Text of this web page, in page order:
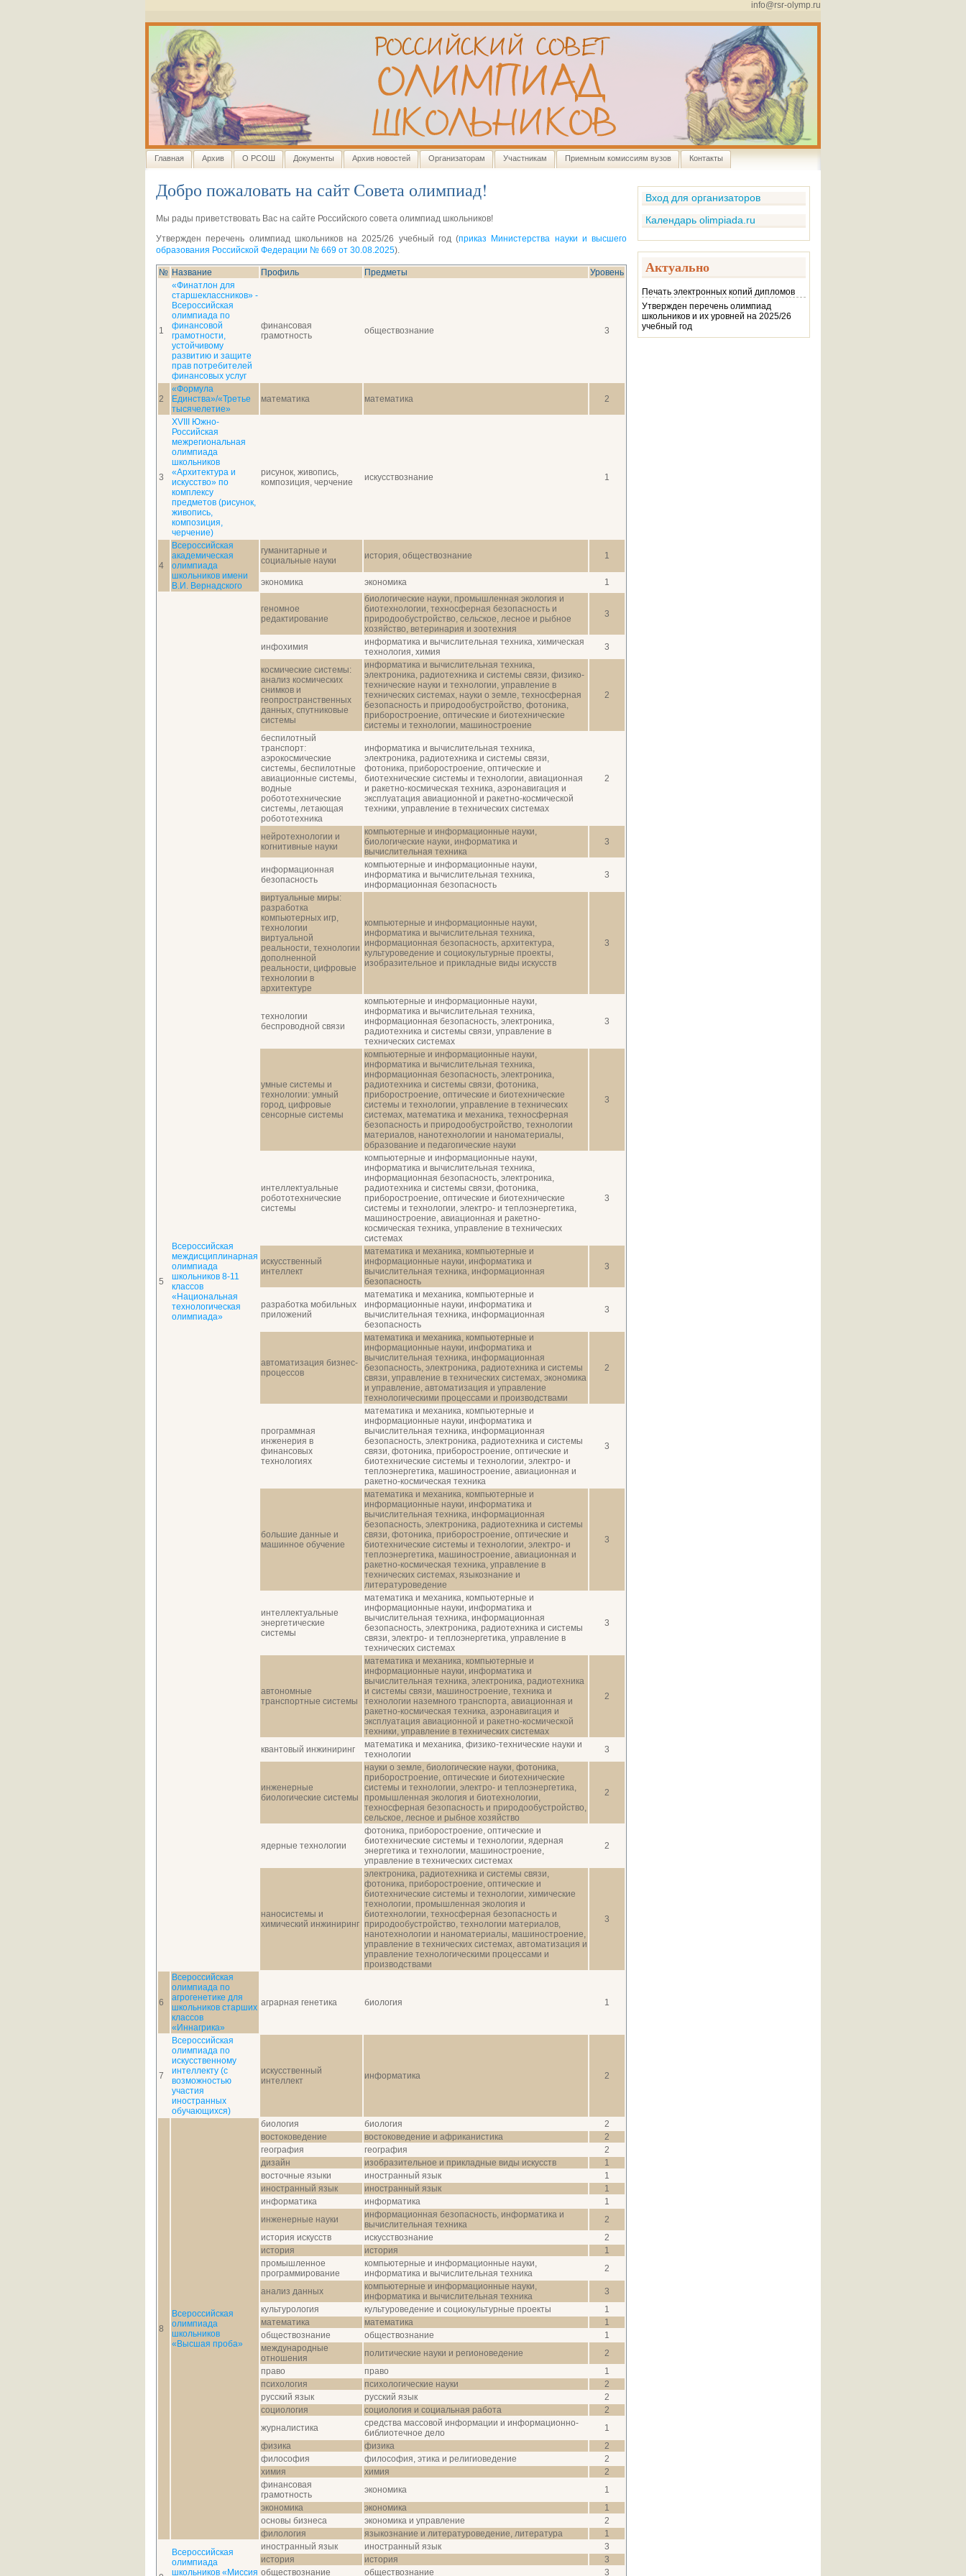
info@rsr-olymp.ru
Главная Архив О РСОШ Документы Архив новостей Организаторам Участникам Приемным комиссиям вузов Контакты
Вход для организаторов
Календарь olimpiada.ru
Актуально
Печать электронных копий дипломов
Утвержден перечень олимпиад
школьников и их уровней на 2025/26
учебный год
Добро пожаловать на сайт Совета олимпиад!
Мы рады приветствовать Вас на сайте Российского совета олимпиад школьников!
Утвержден перечень олимпиад школьников на 2025/26 учебный год (приказ Министерства науки и высшего
образования Российской Федерации № 669 от 30.08.2025).
№ Название Профиль Предметы Уровень
1
«Финатлон для
старшеклассников» -
Всероссийская
олимпиада по
финансовой
грамотности,
устойчивому
развитию и защите
прав потребителей
финансовых услуг
финансовая
грамотность
обществознание 3
2
«Формула
Единства»/«Третье
тысячелетие»
математика математика 2
3
XVIII Южно-
Российская
межрегиональная
олимпиада
школьников
«Архитектура и
искусство» по
комплексу
предметов (рисунок,
живопись,
композиция,
черчение)
рисунок, живопись,
композиция, черчение
искусствознание 1
4
Всероссийская
академическая
олимпиада
школьников имени
В.И. Вернадского
гуманитарные и
социальные науки
история, обществознание 1
экономика экономика 1
5
Всероссийская
междисциплинарная
олимпиада
школьников 8-11
классов
«Национальная
технологическая
олимпиада»
геномное
редактирование
биологические науки, промышленная экология и
биотехнологии, техносферная безопасность и
природообустройство, сельское, лесное и рыбное
хозяйство, ветеринария и зоотехния
3
инфохимия
информатика и вычислительная техника, химическая
технология, химия
3
космические системы:
анализ космических
снимков и
геопространственных
данных, спутниковые
системы
информатика и вычислительная техника,
электроника, радиотехника и системы связи, физико-
технические науки и технологии, управление в
технических системах, науки о земле, техносферная
безопасность и природообустройство, фотоника,
приборостроение, оптические и биотехнические
системы и технологии, машиностроение
2
беспилотный
транспорт:
аэрокосмические
системы, беспилотные
авиационные системы,
водные
робототехнические
системы, летающая
робототехника
информатика и вычислительная техника,
электроника, радиотехника и системы связи,
фотоника, приборостроение, оптические и
биотехнические системы и технологии, авиационная
и ракетно-космическая техника, аэронавигация и
эксплуатация авиационной и ракетно-космической
техники, управление в технических системах
2
нейротехнологии и
когнитивные науки
компьютерные и информационные науки,
биологические науки, информатика и
вычислительная техника
3
информационная
безопасность
компьютерные и информационные науки,
информатика и вычислительная техника,
информационная безопасность
3
виртуальные миры:
разработка
компьютерных игр,
технологии
виртуальной
реальности, технологии
дополненной
реальности, цифровые
технологии в
архитектуре
компьютерные и информационные науки,
информатика и вычислительная техника,
информационная безопасность, архитектура,
культуроведение и социокультурные проекты,
изобразительное и прикладные виды искусств
3
технологии
беспроводной связи
компьютерные и информационные науки,
информатика и вычислительная техника,
информационная безопасность, электроника,
радиотехника и системы связи, управление в
технических системах
3
умные системы и
технологии: умный
город, цифровые
сенсорные системы
компьютерные и информационные науки,
информатика и вычислительная техника,
информационная безопасность, электроника,
радиотехника и системы связи, фотоника,
приборостроение, оптические и биотехнические
системы и технологии, управление в технических
системах, математика и механика, техносферная
безопасность и природообустройство, технологии
материалов, нанотехнологии и наноматериалы,
образование и педагогические науки
3
интеллектуальные
робототехнические
системы
компьютерные и информационные науки,
информатика и вычислительная техника,
информационная безопасность, электроника,
радиотехника и системы связи, фотоника,
приборостроение, оптические и биотехнические
системы и технологии, электро- и теплоэнергетика,
машиностроение, авиационная и ракетно-
космическая техника, управление в технических
системах
3
искусственный
интеллект
математика и механика, компьютерные и
информационные науки, информатика и
вычислительная техника, информационная
безопасность
3
разработка мобильных
приложений
математика и механика, компьютерные и
информационные науки, информатика и
вычислительная техника, информационная
безопасность
3
автоматизация бизнес-
процессов
математика и механика, компьютерные и
информационные науки, информатика и
вычислительная техника, информационная
безопасность, электроника, радиотехника и системы
связи, управление в технических системах, экономика
и управление, автоматизация и управление
технологическими процессами и производствами
2
программная
инженерия в
финансовых
технологиях
математика и механика, компьютерные и
информационные науки, информатика и
вычислительная техника, информационная
безопасность, электроника, радиотехника и системы
связи, фотоника, приборостроение, оптические и
биотехнические системы и технологии, электро- и
теплоэнергетика, машиностроение, авиационная и
ракетно-космическая техника
3
большие данные и
машинное обучение
математика и механика, компьютерные и
информационные науки, информатика и
вычислительная техника, информационная
безопасность, электроника, радиотехника и системы
связи, фотоника, приборостроение, оптические и
биотехнические системы и технологии, электро- и
теплоэнергетика, машиностроение, авиационная и
ракетно-космическая техника, управление в
технических системах, языкознание и
литературоведение
3
интеллектуальные
энергетические
системы
математика и механика, компьютерные и
информационные науки, информатика и
вычислительная техника, информационная
безопасность, электроника, радиотехника и системы
связи, электро- и теплоэнергетика, управление в
технических системах
3
автономные
транспортные системы
математика и механика, компьютерные и
информационные науки, информатика и
вычислительная техника, электроника, радиотехника
и системы связи, машиностроение, техника и
технологии наземного транспорта, авиационная и
ракетно-космическая техника, аэронавигация и
эксплуатация авиационной и ракетно-космической
техники, управление в технических системах
2
квантовый инжиниринг
математика и механика, физико-технические науки и
технологии
3
инженерные
биологические системы
науки о земле, биологические науки, фотоника,
приборостроение, оптические и биотехнические
системы и технологии, электро- и теплоэнергетика,
промышленная экология и биотехнологии,
техносферная безопасность и природообустройство,
сельское, лесное и рыбное хозяйство
2
ядерные технологии
фотоника, приборостроение, оптические и
биотехнические системы и технологии, ядерная
энергетика и технологии, машиностроение,
управление в технических системах
2
наносистемы и
химический инжиниринг
электроника, радиотехника и системы связи,
фотоника, приборостроение, оптические и
биотехнические системы и технологии, химические
технологии, промышленная экология и
биотехнологии, техносферная безопасность и
природообустройство, технологии материалов,
нанотехнологии и наноматериалы, машиностроение,
управление в технических системах, автоматизация и
управление технологическими процессами и
производствами
3
6
Всероссийская
олимпиада по
агрогенетике для
школьников старших
классов
«Иннагрика»
аграрная генетика биология 1
7
Всероссийская
олимпиада по
искусственному
интеллекту (с
возможностью
участия
иностранных
обучающихся)
искусственный
интеллект
информатика 2
8
Всероссийская
олимпиада
школьников
«Высшая проба»
биология биология
2
востоковедение
востоковедение и африканистика
2
география
география
2
дизайн
изобразительное и прикладные виды искусств
1
восточные языки
иностранный язык
1
иностранный язык
иностранный язык
1
информатика
информатика
1
инженерные науки
информационная безопасность, информатика и
вычислительная техника
2
история искусств
искусствознание
2
история
история
1
промышленное
программирование
компьютерные и информационные науки,
информатика и вычислительная техника
2
анализ данных
компьютерные и информационные науки,
информатика и вычислительная техника
3
культурология
культуроведение и социокультурные проекты
1
математика
математика
1
обществознание
обществознание
1
международные
отношения
политические науки и регионоведение
2
право
право
1
психология
психологические науки
2
русский язык
русский язык
2
социология
социология и социальная работа
2
журналистика
средства массовой информации и информационно-
библиотечное дело
1
физика
физика
2
философия
философия, этика и религиоведение
2
химия
химия
2
финансовая
грамотность
экономика
1
экономика
экономика
1
основы бизнеса
экономика и управление
2
филология
языкознание и литературоведение, литература 1
Всероссийская
олимпиада
школьников «Миссия
иностранный язык иностранный язык
3
история
история
3
обществознание
обществознание 3